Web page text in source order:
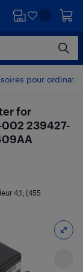
pour
for
002 239427-
4,1; (455